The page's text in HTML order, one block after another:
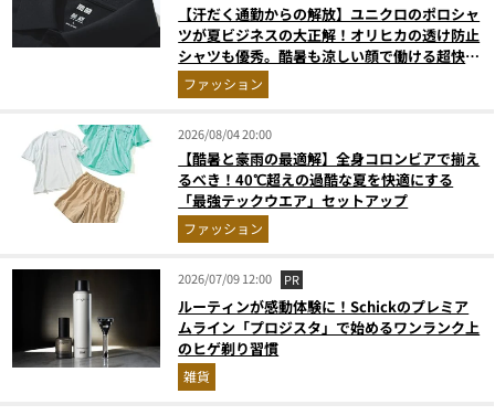
【汗だく通勤からの解放】ユニクロのポロシャ
ツが夏ビジネスの大正解！オリヒカの透け防止
シャツも優秀。酷暑も涼しい顔で働ける超快適
ウエアの実力
ファッション
2026/08/04 20:00
【酷暑と豪雨の最適解】全身コロンビアで揃え
るべき！40℃超えの過酷な夏を快適にする
「最強テックウエア」セットアップ
ファッション
2026/07/09 12:00 PR
ルーティンが感動体験に！Schickのプレミア
ムライン「プロジスタ」で始めるワンランク上
のヒゲ剃り習慣
雑貨